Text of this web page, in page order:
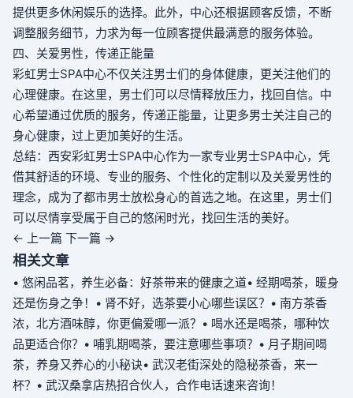
提供更多休闲娱乐的选择。此外，中心还根据顾客反馈，不断
调整服务细节，力求为每一位顾客提供最满意的服务体验。
四、关爱男性，传递正能量
彩虹男士SPA中心不仅关注男士们的身体健康，更关注他们的
心理健康。在这里，男士们可以尽情释放压力，找回自信。中
心希望通过优质的服务，传递正能量，让更多男士关注自己的
身心健康，过上更加美好的生活。
总结：西安彩虹男士SPA中心作为一家专业男士SPA中心，凭
借其舒适的环境、专业的服务、个性化的定制以及关爱男性的
理念，成为了都市男士放松身心的首选之地。在这里，男士们
可以尽情享受属于自己的悠闲时光，找回生活的美好。
← 上一篇 下一篇 →
相关文章
• 悠闲品茗，养生必备：好茶带来的健康之道• 经期喝茶，暖身
还是伤身之争！
• 肾不好，选茶要小心哪些误区？ • 南方茶香
浓，北方酒味醇，你更偏爱哪一派？ • 喝水还是喝茶，哪种饮
品更适合你？ • 哺乳期喝茶，要注意哪些事项？ • 月子期间喝
茶，养身又养心的小秘诀• 武汉老街深处的隐秘茶香，来一
杯？ • 武汉桑拿店热招合伙人，合作电话速来咨询！